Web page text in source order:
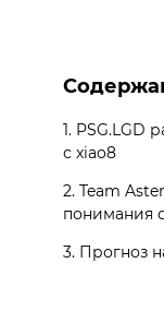
1. PSG.LGD
с xiao8
2. Team
понимания
3. Прогноз